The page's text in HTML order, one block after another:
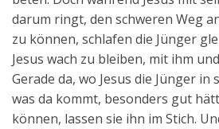
darum ringt, den schweren Weg
zu können, schlafen die Jünger
Jesus wach zu bleiben, mit ihm
Gerade da, wo Jesus die Jünger
was da kommt, besonders gut
können, lassen sie ihn im Stich.